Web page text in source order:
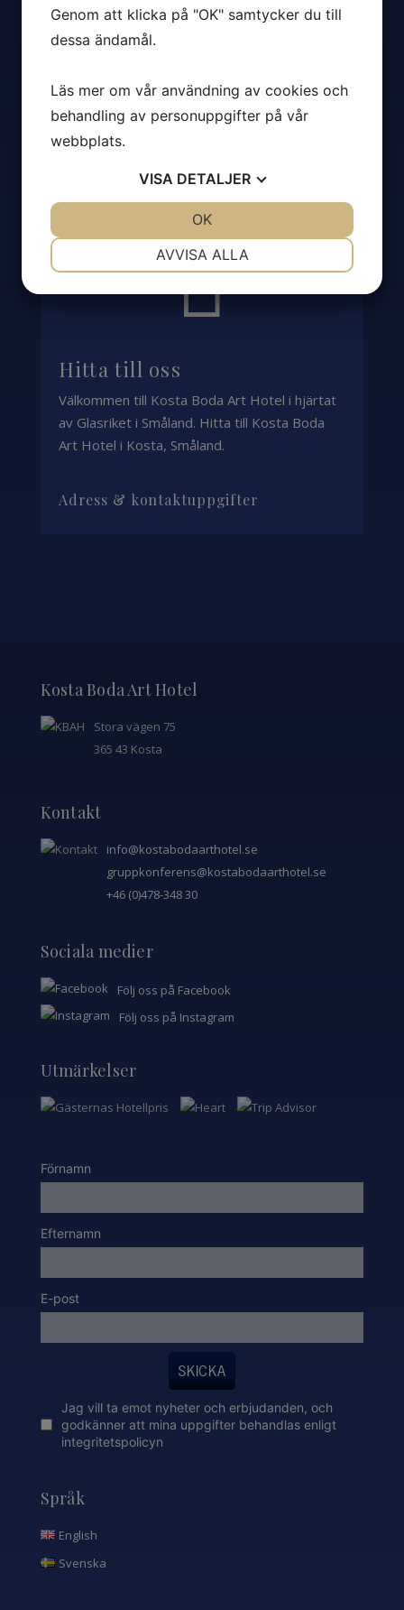
Följ oss i sociala medier för se senaste
nyheterna och erbjudandena!
Följ oss på Facebook
Följ oss på Instagram

Hitta till oss
Välkommen till Kosta Boda Art Hotel i hjärtat
av Glasriket i Småland. Hitta till Kosta Boda
Art Hotel i Kosta, Småland.
Adress & kontaktuppgifter
Kosta Boda Art Hotel
Stora vägen 75
365 43 Kosta
Kontakt
info@kostabodaarthotel.se
gruppkonferens@kostabodaarthotel.se
+46 (0)478-348 30
Sociala medier
Följ oss på Facebook
Följ oss på Instagram
Utmärkelser
Förnamn
Efternamn
E-post
SKICKA
Jag vill ta emot nyheter och erbjudanden, och
godkänner att mina uppgifter behandlas enligt
integritetspolicyn
Språk
English
Svenska
Genom att klicka på "OK" samtycker du till
dessa ändamål.
Läs mer om vår användning av cookies och
behandling av personuppgifter på vår
webbplats.
VISA DETALJER
AVVISA ALLA
OK